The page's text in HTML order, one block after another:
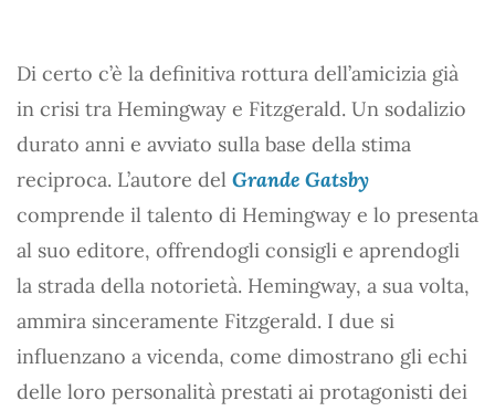
Di certo c’è la definitiva rottura dell’amicizia già
in crisi tra Hemingway e Fitzgerald. Un sodalizio
durato anni e avviato sulla base della stima
reciproca. L’autore del Grande Gatsby
comprende il talento di Hemingway e lo presenta
al suo editore, offrendogli consigli e aprendogli
la strada della notorietà. Hemingway, a sua volta,
ammira sinceramente Fitzgerald. I due si
influenzano a vicenda, come dimostrano gli echi
delle loro personalità prestati ai protagonisti dei